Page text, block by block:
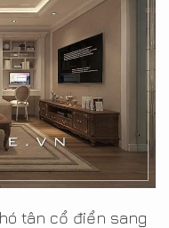
tân cổ điển sang